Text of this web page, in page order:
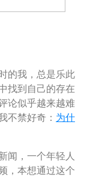
的我，总是乐此
找到自己的存在
论似乎越来越难
不禁好奇： 为什
闻，一个年轻人
，本想通过这个